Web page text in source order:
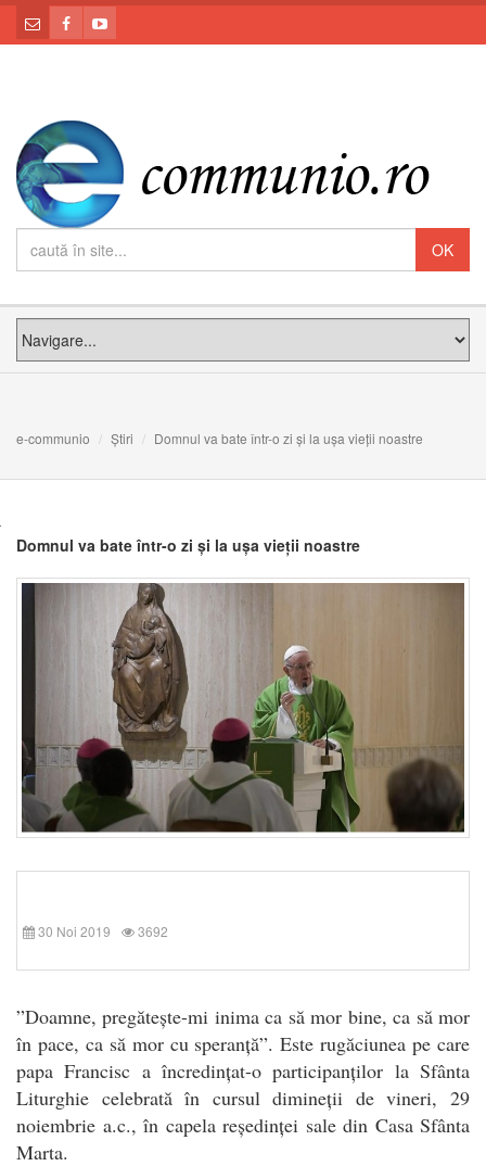
e-communio Știri Domnul va bate într-o zi și la ușa vieții noastre
Domnul va bate într-o zi și la ușa vieții noastre
30 Noi 2019 3692
”Doamne, pregătește-mi inima ca să mor bine, ca să mor
în pace, ca să mor cu speranță”. Este rugăciunea pe care
papa Francisc a încredințat-o participanților la Sfânta
Liturghie celebrată în cursul dimineții de vineri, 29
noiembrie a.c., în capela reședinței sale din Casa Sfânta
Marta.